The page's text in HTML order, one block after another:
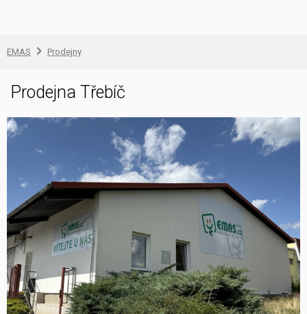
EMAS Prodejny
Prodejna Třebíč